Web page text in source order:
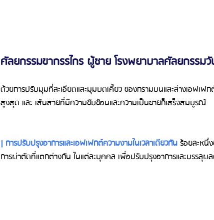
ศัลยกรรมขากรรไกร ผู้ชาย โรงพยาบาลศัลยกรรมวั
ด้วยการปรับมุมที่ละเอียดและมุมบดเคี้ยว ของกรามบนและล่างเอฟเฟก
สูงสุด และ เส้นสายที่มีความซับซ้อนและความเป็นชายก็เสร็จสมบูรณ์
| การปรับปรุงอาการและเอฟเฟกต์ความงามในเวลาเดียวกัน ร้อยละหนึ่
การผ่าตัดที่แตกต่างกัน ในแต่ละบุคคล เพื่อปรับปรุงอาการและบรรลุ